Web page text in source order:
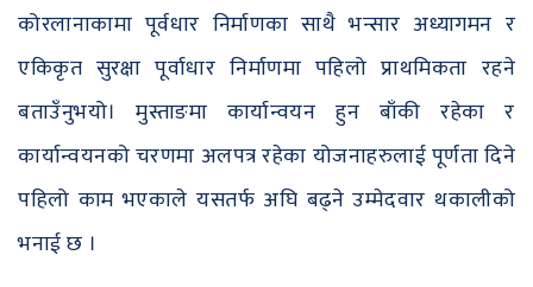
कोरलानाकामा पूर्वधार निर्माणका साथै भन्सार अध्यागमन र
एकिकृत सुरक्षा पूर्वाधार निर्माणमा पहिलो प्राथमिकता रहने
बताउँनुभयो। मुस्ताङमा कार्यान्वयन हुन बाँकी रहेका र
कार्यान्वयनको चरणमा अलपत्र रहेका योजनाहरुलाई पूर्णता दिने
पहिलो काम भएकाले यसतर्फ अघि बढ्ने उम्मेदवार थकालीको
भनाई छ ।